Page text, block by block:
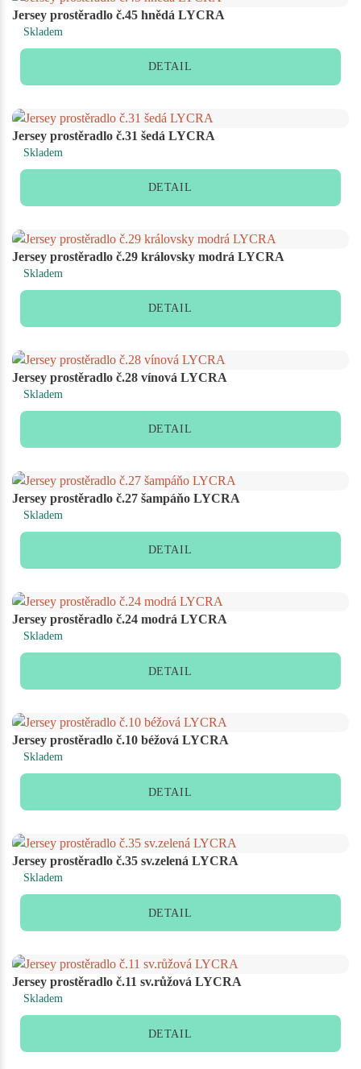
Jersey prostěradlo č.45 hnědá LYCRA
Skladem
DETAIL
Jersey prostěradlo č.31 šedá LYCRA
Skladem
DETAIL
Jersey prostěradlo č.29 královsky modrá LYCRA
Skladem
DETAIL
Jersey prostěradlo č.28 vínová LYCRA
Skladem
DETAIL
Jersey prostěradlo č.27 šampáňo LYCRA
Skladem
DETAIL
Jersey prostěradlo č.24 modrá LYCRA
Skladem
DETAIL
Jersey prostěradlo č.10 béžová LYCRA
Skladem
DETAIL
Jersey prostěradlo č.35 sv.zelená LYCRA
Skladem
DETAIL
Jersey prostěradlo č.11 sv.růžová LYCRA
Skladem
DETAIL